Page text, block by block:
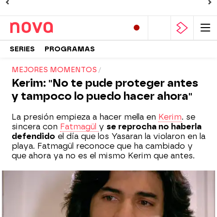
SERIES PROGRAMAS
MEJORES MOMENTOS
Kerim: "No te pude proteger antes
y tampoco lo puedo hacer ahora"
La presión empieza a hacer mella en Kerim. se
sincera con Fatmagül y se reprocha no haberla
defendido el día que los Yasaran la violaron en la
playa. Fatmagül reconoce que ha cambiado y
que ahora ya no es el mismo Kerim que antes.